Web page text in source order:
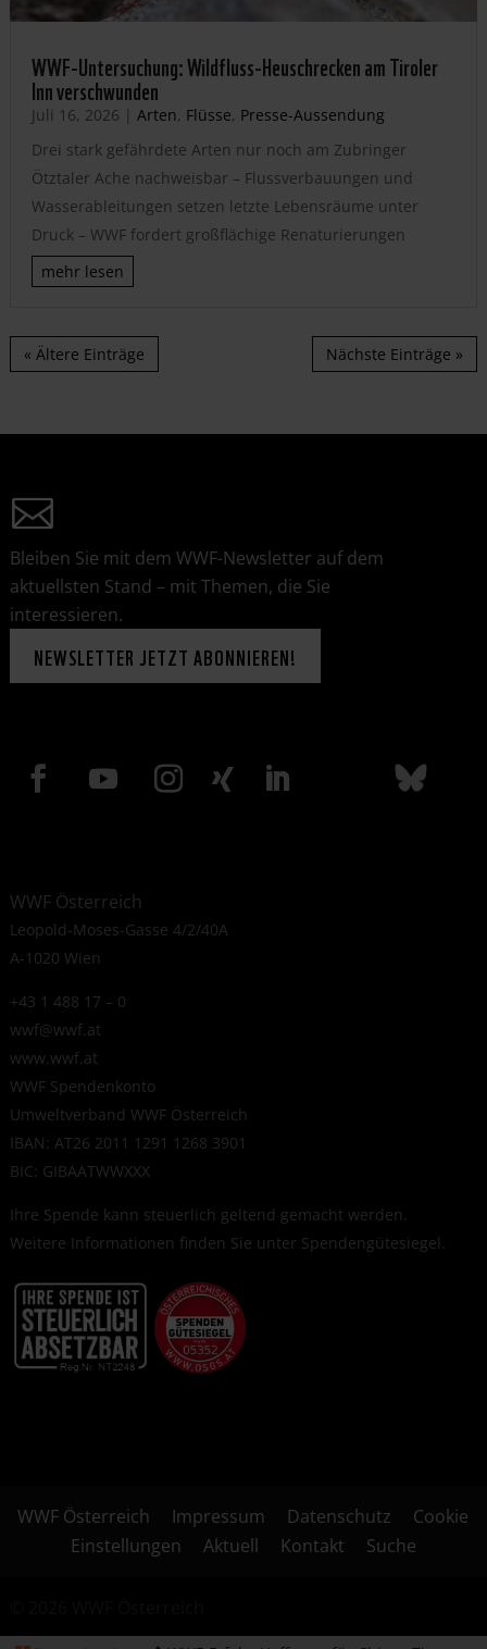
WWF-Untersuchung: Wildfluss-Heuschrecken am Tiroler
Inn verschwunden
Juli 16, 2026 | Arten, Flüsse, Presse-Aussendung
Drei stark gefährdete Arten nur noch am Zubringer
Ötztaler Ache nachweisbar – Flussverbauungen und
Wasserableitungen setzen letzte Lebensräume unter
Druck – WWF fordert großflächige Renaturierungen
mehr lesen
« Ältere Einträge Nächste Einträge »
Bleiben Sie mit dem WWF-Newsletter auf dem
aktuellsten Stand – mit Themen, die Sie
interessieren.
NEWSLETTER JETZT ABONNIEREN!
WWF Österreich
Leopold-Moses-Gasse 4/2/40A
A-1020 Wien
+43 1 488 17 – 0
wwf@wwf.at
www.wwf.at
WWF Spendenkonto
Umweltverband WWF Österreich
IBAN: AT26 2011 1291 1268 3901
BIC: GIBAATWWXXX
Ihre Spende kann steuerlich geltend gemacht werden.
Weitere Informationen finden Sie unter Spendengütesiegel
WWF Österreich Impressum Datenschutz
Cookie
Einstellungen
Aktuell Kontakt Suche